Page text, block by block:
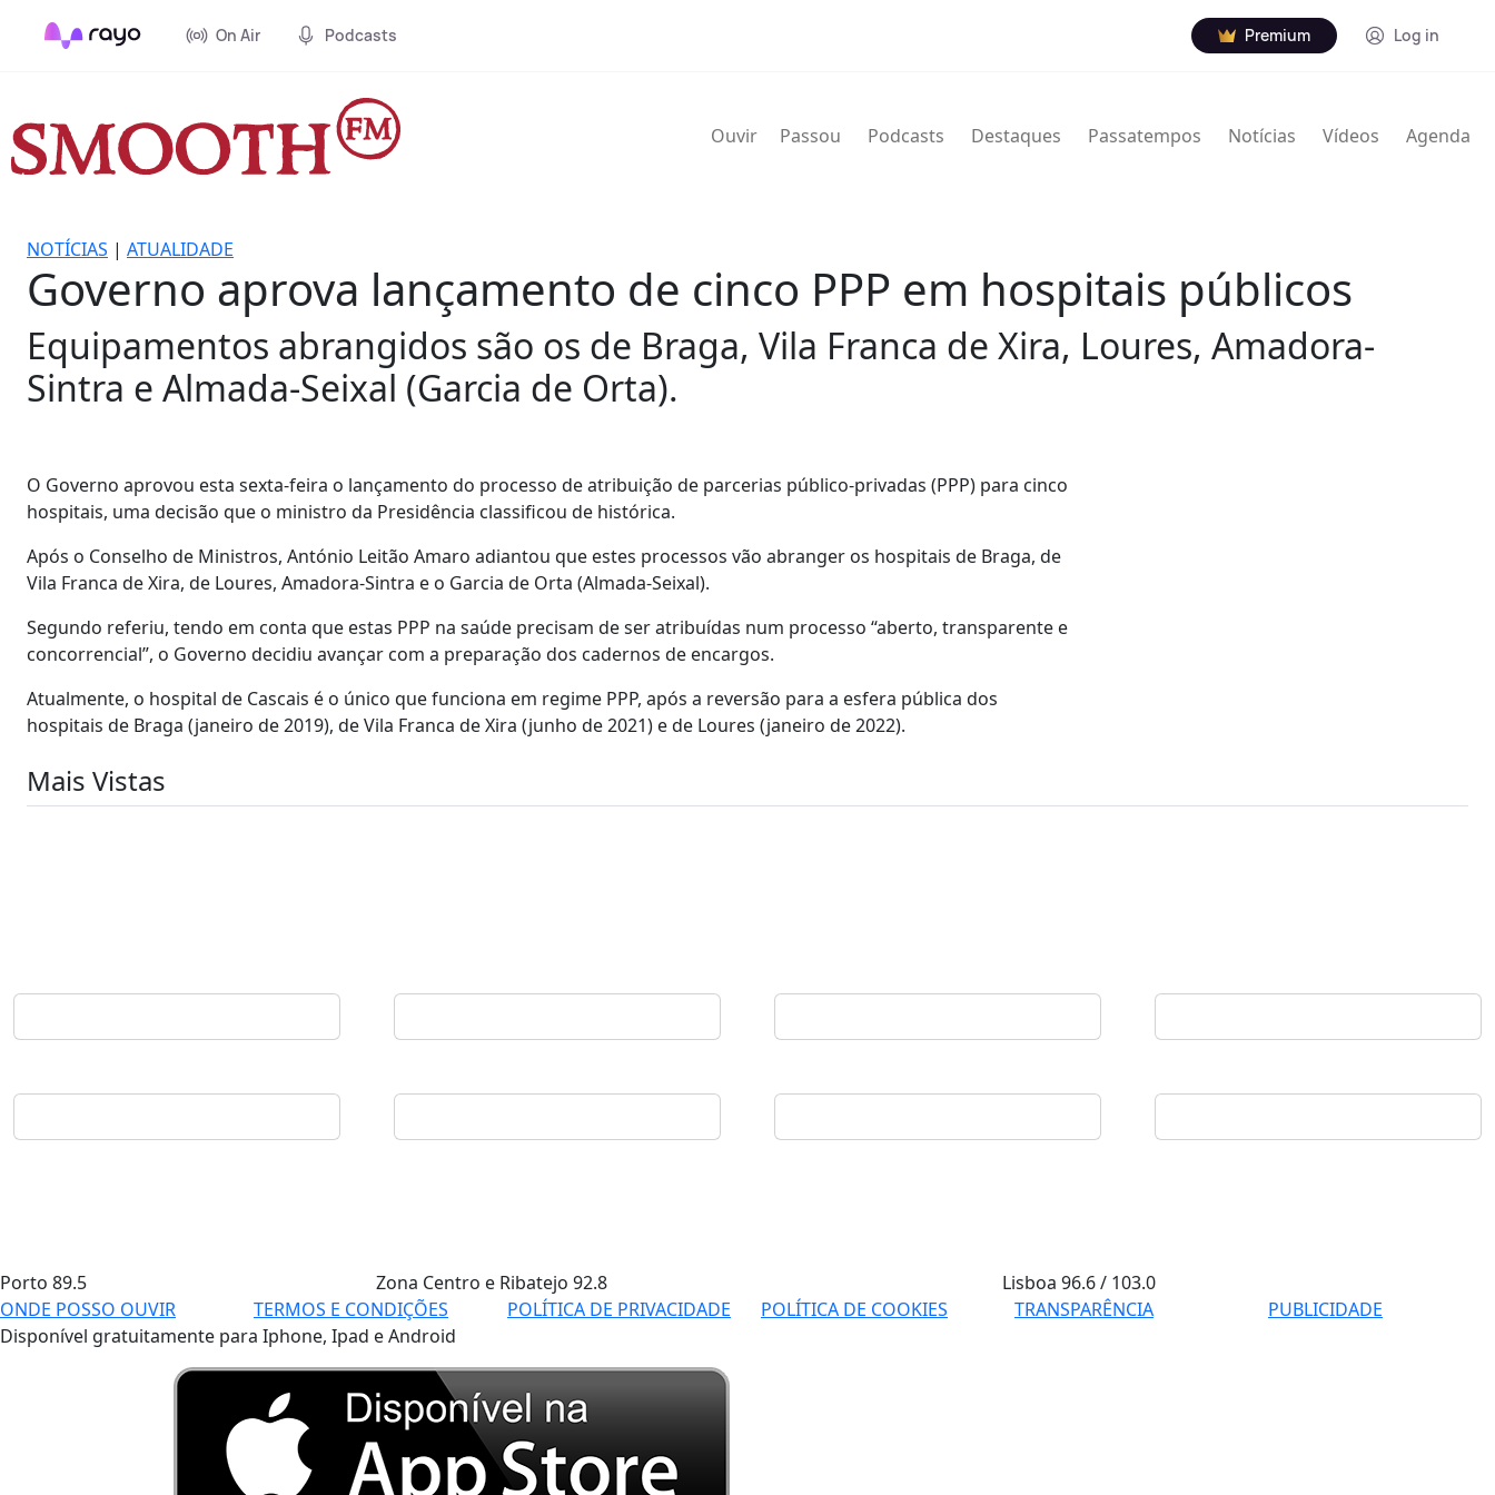
On Air Podcasts Premium Log in
Ouvir Passou Podcasts Destaques Passatempos Notícias Vídeos Agenda
NOTÍCIAS | ATUALIDADE
Governo aprova lançamento de cinco PPP em hospitais públicos
Equipamentos abrangidos são os de Braga, Vila Franca de Xira, Loures, Amadora-
Sintra e Almada-Seixal (Garcia de Orta).
O Governo aprovou esta sexta-feira o lançamento do processo de atribuição de parcerias público-privadas (PPP) para cinco
hospitais, uma decisão que o ministro da Presidência classificou de histórica.
Após o Conselho de Ministros, António Leitão Amaro adiantou que estes processos vão abranger os hospitais de Braga, de
Vila Franca de Xira, de Loures, Amadora-Sintra e o Garcia de Orta (Almada-Seixal).
Segundo referiu, tendo em conta que estas PPP na saúde precisam de ser atribuídas num processo “aberto, transparente e
concorrencial”, o Governo decidiu avançar com a preparação dos cadernos de encargos.
Atualmente, o hospital de Cascais é o único que funciona em regime PPP, após a reversão para a esfera pública dos
hospitais de Braga (janeiro de 2019), de Vila Franca de Xira (junho de 2021) e de Loures (janeiro de 2022).
Mais Vistas
Porto 89.5 Zona Centro e Ribatejo 92.8 Lisboa96.6 / 103.0
ONDE POSSO OUVIR
TERMOS E CONDIÇÕES POLÍTICA DE PRIVACIDADE POLÍTICA DE COOKIES TRANSPARÊNCIA
PUBLICIDADE
Disponível gratuitamente para Iphone, Ipad e Android